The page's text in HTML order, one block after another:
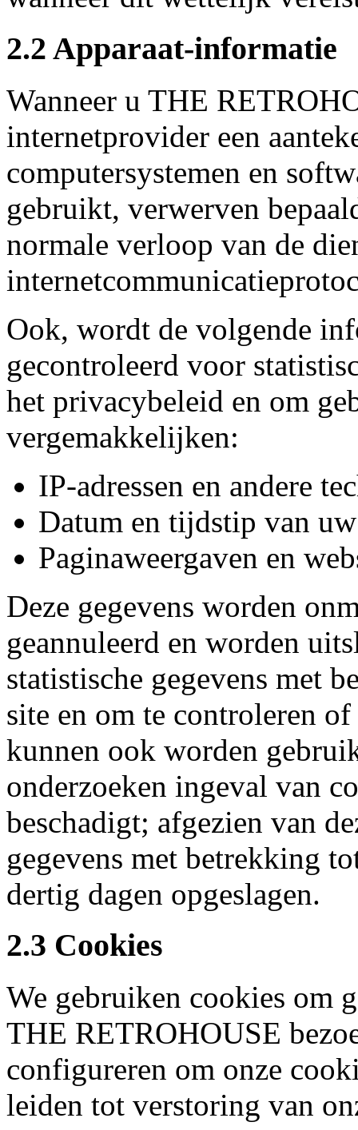
2.2 Apparaat-informatie
Wanneer u THE
internetprovider een
computersystemen en
gebruikt, verwerven
normale verloop van de
Ook, wordt de volgende
gecontroleerd voor
het privacybeleid en om
vergemakkelijken:
IP-adressen en andere
Datum en tijdstip van
Paginaweergaven en
Deze gegevens worden
geannuleerd en worden
statistische gegevens met
site en om te controleren
kunnen ook worden
onderzoeken ingeval van
beschadigt; afgezien van
gegevens met betrekking
dertig dagen opgeslagen.
2.3 Cookies
We gebruiken cookies om
THE RETROHOUSE
configureren om onze
leiden tot verstoring van